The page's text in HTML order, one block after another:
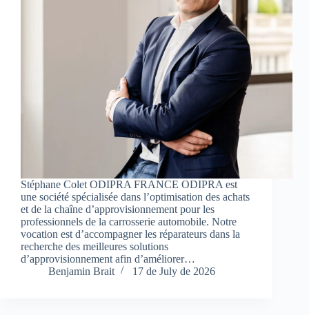
Stéphane Colet ODIPRA FRANCE ODIPRA est
une société spécialisée dans l’optimisation des achats
et de la chaîne d’approvisionnement pour les
professionnels de la carrosserie automobile. Notre
vocation est d’accompagner les réparateurs dans la
recherche des meilleures solutions
d’approvisionnement afin d’améliorer…
Benjamin Brait
17 de July de 2026